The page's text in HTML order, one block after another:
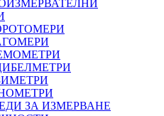
ЗА ИЗМЕРВАНЕ